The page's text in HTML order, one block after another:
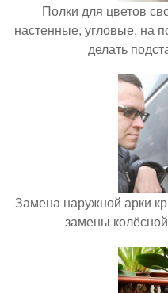
Полки для цветов
настенные, угловые, на
делать
Замена наружной арки
замены